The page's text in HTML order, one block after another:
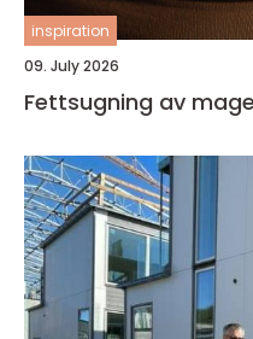
inspiration
09. July 2026
Fettsugning av